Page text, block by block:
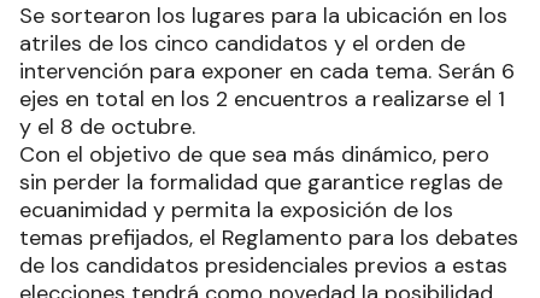
Se sortearon los lugares para la ubicación en los
atriles de los cinco candidatos y el orden de
intervención para exponer en cada tema. Serán 6
ejes en total en los 2 encuentros a realizarse el 1
y el 8 de octubre.
Con el objetivo de que sea más dinámico, pero
sin perder la formalidad que garantice reglas de
ecuanimidad y permita la exposición de los
temas prefijados, el Reglamento para los debates
de los candidatos presidenciales previos a estas